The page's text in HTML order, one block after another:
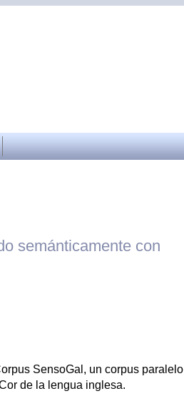
semánticamente con
SensoGal, un corpus paralelo
de la lengua inglesa.